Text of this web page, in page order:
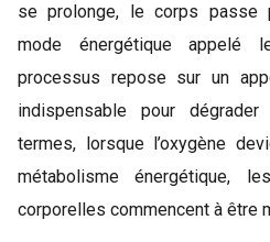
se prolonge, le corps passe
mode énergétique appelé
processus repose sur un
indispensable pour
termes, lorsque l’oxygène
métabolisme énergétique,
corporelles commencent à être